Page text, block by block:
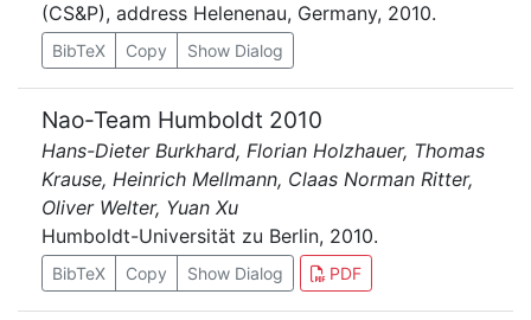
(CS&P), address Helenenau, Germany, 2010.
BibTeX Copy Show Dialog
Nao-Team Humboldt 2010
Hans-Dieter Burkhard, Florian Holzhauer, Thomas
Krause, Heinrich Mellmann, Claas Norman Ritter,
Oliver Welter, Yuan Xu
Humboldt-Universität zu Berlin, 2010.
BibTeX Copy Show Dialog PDF